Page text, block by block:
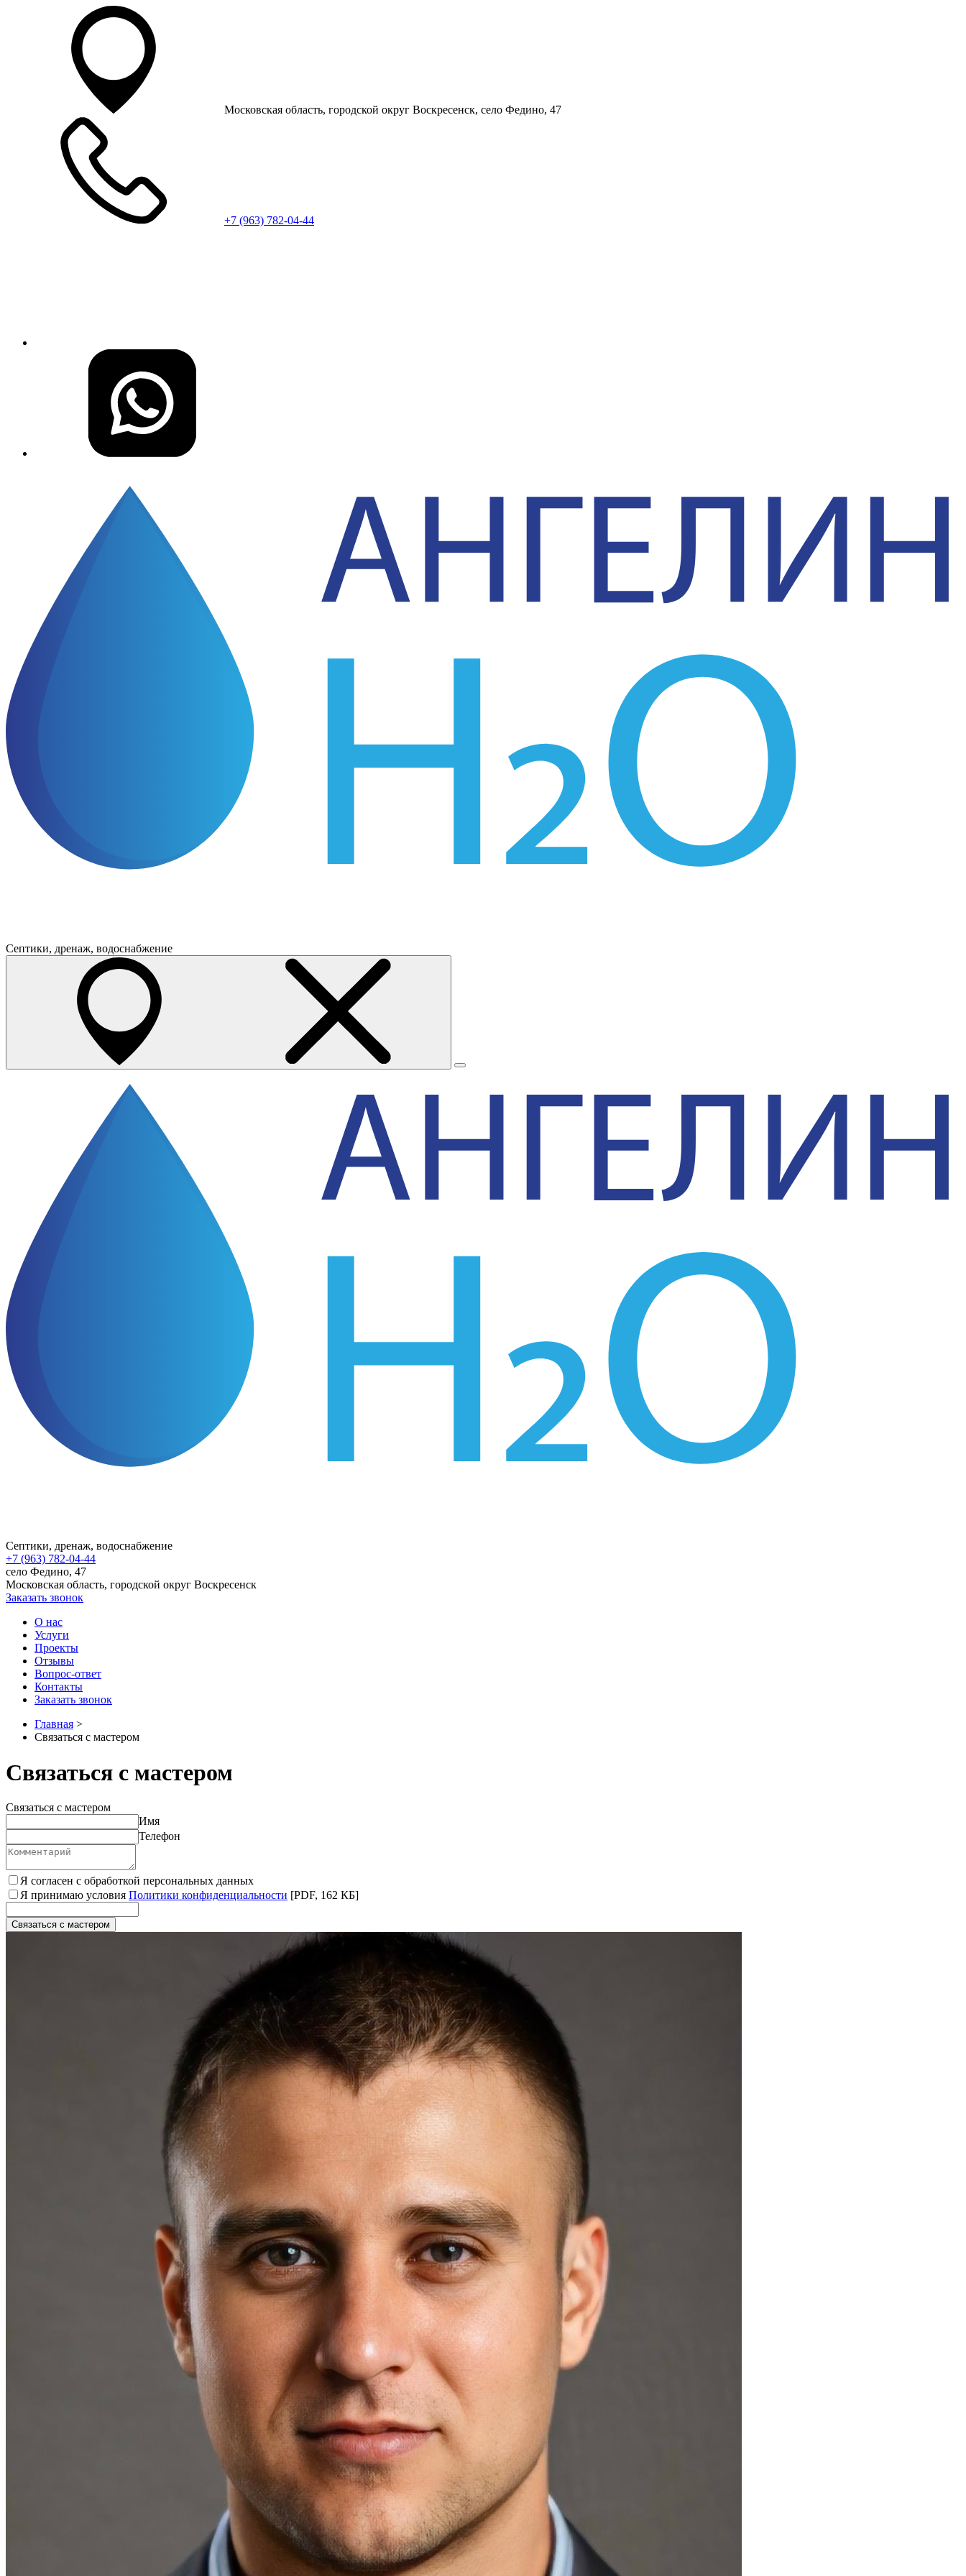
Московская область, городской округ Воскресенск, село Федино, 47
+7 (963) 782-04-44
Септики, дренаж, водоснабжение
Септики, дренаж, водоснабжение
+7 (963) 782-04-44
село Федино, 47
Московская область, городской округ Воскресенск
Заказать звонок
О нас
Услуги
Проекты
Отзывы
Вопрос-ответ
Контакты
Заказать звонок
Главная >
Связаться с мастером
Связаться с мастером
Связаться с мастером
Имя
Телефон
Я согласен с обработкой персональных данных
Я принимаю условия Политики конфиденциальности [PDF, 162 КБ]
Связаться с мастером